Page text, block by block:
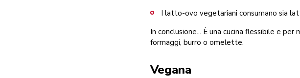
I latto-ovo vegetariani consumano sia
In conclusione... È una cucina flessibile e
formaggi, burro o omelette.
Vegana